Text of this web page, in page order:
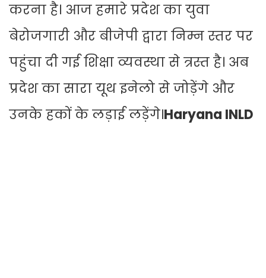
करना है। आज हमारे प्रदेश का युवा
बेरोजगारी और बीजेपी द्वारा निम्न स्तर पर
पहुंचा दी गई शिक्षा व्यवस्था से त्रस्त है। अब
प्रदेश का सारा यूथ इनेलो से जोड़ेंगे और
उनके हकों के लड़ाई लड़ेंगे।Haryana INLD